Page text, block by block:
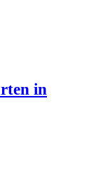
in